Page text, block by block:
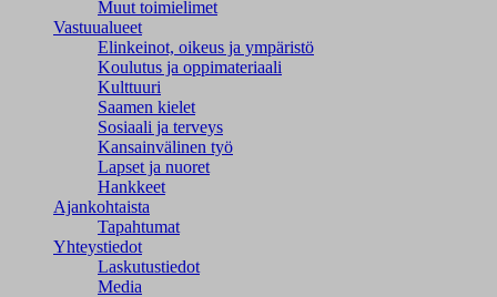
Muut toimielimet
Vastuualueet
Elinkeinot, oikeus ja ympäristö
Koulutus ja oppimateriaali
Kulttuuri
Saamen kielet
Sosiaali ja terveys
Kansainvälinen työ
Lapset ja nuoret
Hankkeet
Ajankohtaista
Tapahtumat
Yhteystiedot
Laskutustiedot
Media